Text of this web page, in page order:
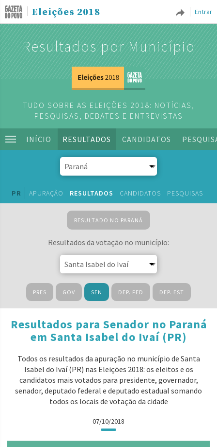
Entrar
Eleições 2018
Resultados por Município
TUDO SOBRE AS ELEIÇÕES 2018: NOTÍCIAS,
PESQUISAS, DEBATES E ENTREVISTAS
INÍCIO RESULTADOS CANDIDATOS
PR APURAÇÃO RESULTADOS CANDIDATOS PESQUISAS
RESULTADO NO PARANÁ
Resultados da votação no município:
PRES GOV SEN DEP. FED DEP. EST
Resultados para Senador no Paraná
em Santa Isabel do Ivaí (PR)
Todos os resultados da apuração no município de Santa
Isabel do Ivaí (PR) nas Eleições 2018: os eleitos e os
candidatos mais votados para presidente, governador,
senador, deputado federal e deputado estadual somando
todos os locais de votação da cidade
07/10/2018